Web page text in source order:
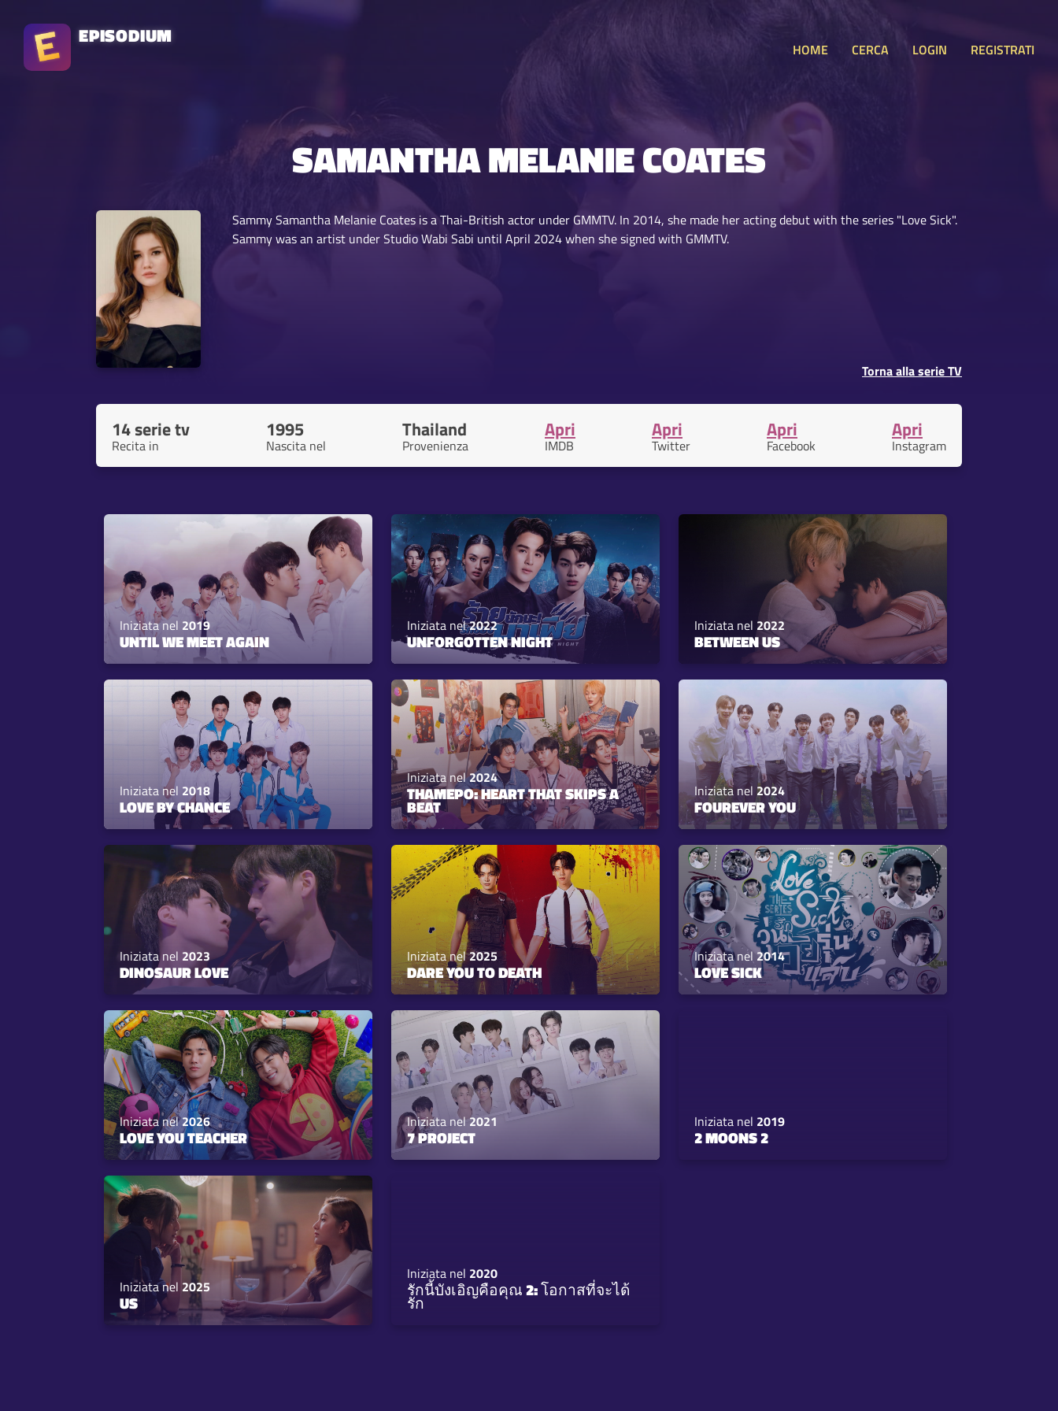
EPISODIUM
HOME CERCA LOGIN REGISTRATI
SAMANTHA MELANIE COATES
Sammy Samantha Melanie Coates is a Thai-British actor under GMMTV. In 2014, she made her acting debut with the series "Love Sick".
Sammy was an artist under Studio Wabi Sabi until April 2024 when she signed with GMMTV.
Torna alla serie TV
14 serie tv
Recita in
1995
Nascita nel
Thailand
Provenienza
Apri
IMDB
Apri
Twitter
Apri
Facebook
Apri
Instagram
Iniziata nel 2019
UNTIL WE MEET AGAIN
Iniziata nel2022
UNFORGOTTEN NIGHT
Iniziata nel 2022
BETWEEN US
Iniziata nel 2018
LOVE BY CHANCE
Iniziata nel2024
THAMEPO: HEART THAT SKIPS A
BEAT
Iniziata nel 2024
FOUREVER YOU
Iniziata nel 2023
DINOSAUR LOVE
Iniziata nel2025
DARE YOU TO DEATH
Iniziata nel2014
LOVE SICK
Iniziata nel2026
LOVE YOU TEACHER
Iniziata nel2021
7 PROJECT
Iniziata nel 2019
2 MOONS 2
Iniziata nel 2025
US
Iniziata nel 2020
รักนี้บังเอิญคือคุณ 2: โอกาสที่จะได้
รัก